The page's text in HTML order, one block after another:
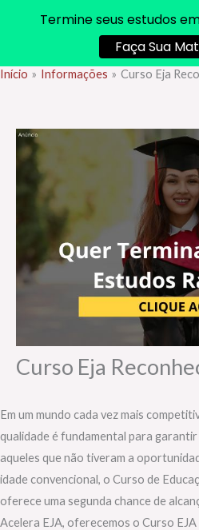
Ir
conteúdo
Início Informações Curso Eja
Curso Eja
Em um mundo cada vez mais
qualidade é fundamental para
aqueles que não tiveram a
idade convencional, o Curso de
oferece uma segunda chance de
Acelera EJA, oferecemos o Curso
Termine seus estudos
Faça Sua